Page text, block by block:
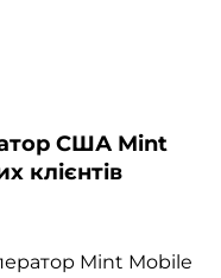
США Mint
клієнтів
Mint Mobile